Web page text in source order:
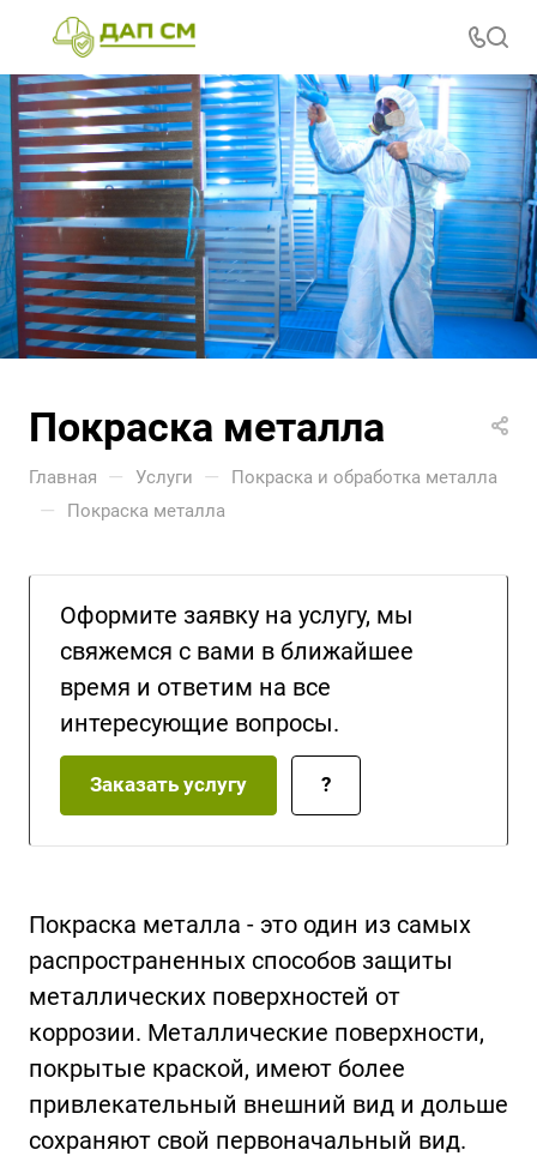
Покраска металла
Главная — Услуги — Покраска и обработка металла
— Покраска металла
Оформите заявку на услугу, мы
свяжемся с вами в ближайшее
время и ответим на все
интересующие вопросы.
Заказать услугу ?
Покраска металла - это один из самых
распространенных способов защиты
металлических поверхностей от
коррозии. Металлические поверхности,
покрытые краской, имеют более
привлекательный внешний вид и дольше
сохраняют свой первоначальный вид.